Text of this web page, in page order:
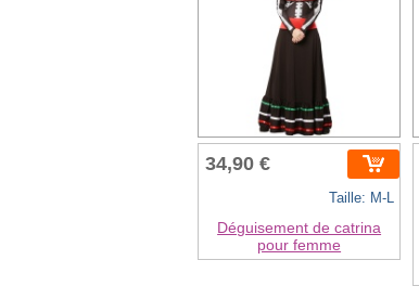
34,90 €
Taille: M-L
Déguisement de catrina
pour femme